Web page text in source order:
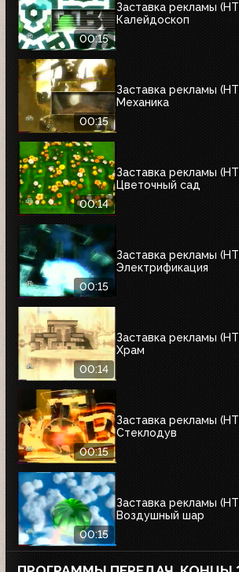
00:15
Заставка рекламы
Калейдоскоп
00:15
Заставка рекламы
Механика
00:14
Заставка рекламы
Цветочный сад
00:15
Заставка рекламы
Электрификация
00:14
Заставка рекламы
Храм
00:15
Заставка рекламы
Стеклодув
00:15
Заставка рекламы
Воздушный шар